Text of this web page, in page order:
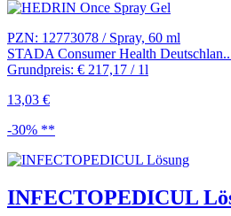
PZN: 12773078 / Spray, 60 ml
STADA Consumer Health
Grundpreis: € 217,17 / 1l
13,03 €
-30% **
INFECTOPEDICUL